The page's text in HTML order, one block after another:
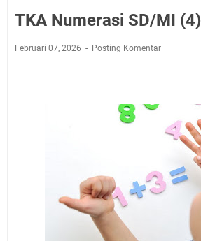
TKA Numerasi SD/MI (4)
Februari 07, 2026 Posting Komentar